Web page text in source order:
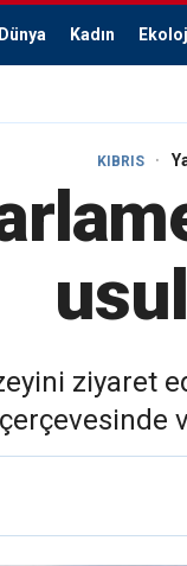
Dünya Kadın
KIBRIS